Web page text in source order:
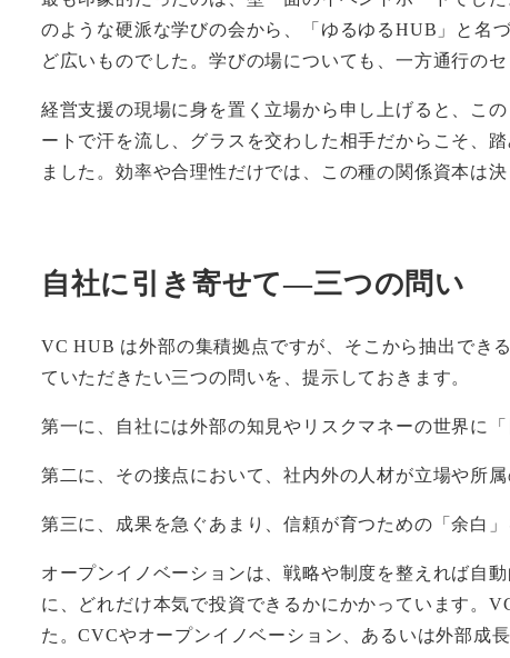
のような硬派な学びの会から、「ゆるゆるHUB」と名
ど広いものでした。学びの場についても、一方通行の
経営支援の現場に身を置く立場から申し上げると、こ
ートで汗を流し、グラスを交わした相手だからこそ、
ました。効率や合理性だけでは、この種の関係資本は決
自社に引き寄せて—三つの問い
VC HUB は外部の集積拠点ですが、そこから抽出でき
ていただきたい三つの問いを、提示しておきます。
第一に、自社には外部の知見やリスクマネーの世界に
第二に、その接点において、社内外の人材が立場や所
第三に、成果を急ぐあまり、信頼が育つための「余白」
オープンイノベーションは、戦略や制度を整えれば自
に、どれだけ本気で投資できるかにかかっています。
た。CVCやオープンイノベーション、あるいは外部成